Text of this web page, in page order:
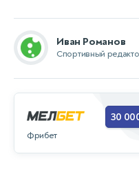
Иван Романов
Спортивный
Фрибет
30